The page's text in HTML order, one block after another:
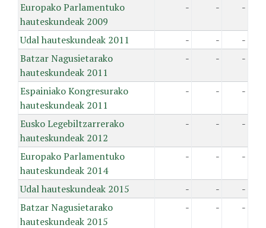
Europako Parlamentuko
hauteskundeak 2009
- - -
Udal hauteskundeak 2011 - -
-
Batzar Nagusietarako
hauteskundeak 2011
- - -
Espainiako Kongresurako
hauteskundeak 2011
- - -
Eusko Legebiltzarrerako
hauteskundeak 2012
- - -
Europako Parlamentuko
hauteskundeak 2014
- - -
Udal hauteskundeak 2015 - -
-
Batzar Nagusietarako
hauteskundeak 2015
- - -